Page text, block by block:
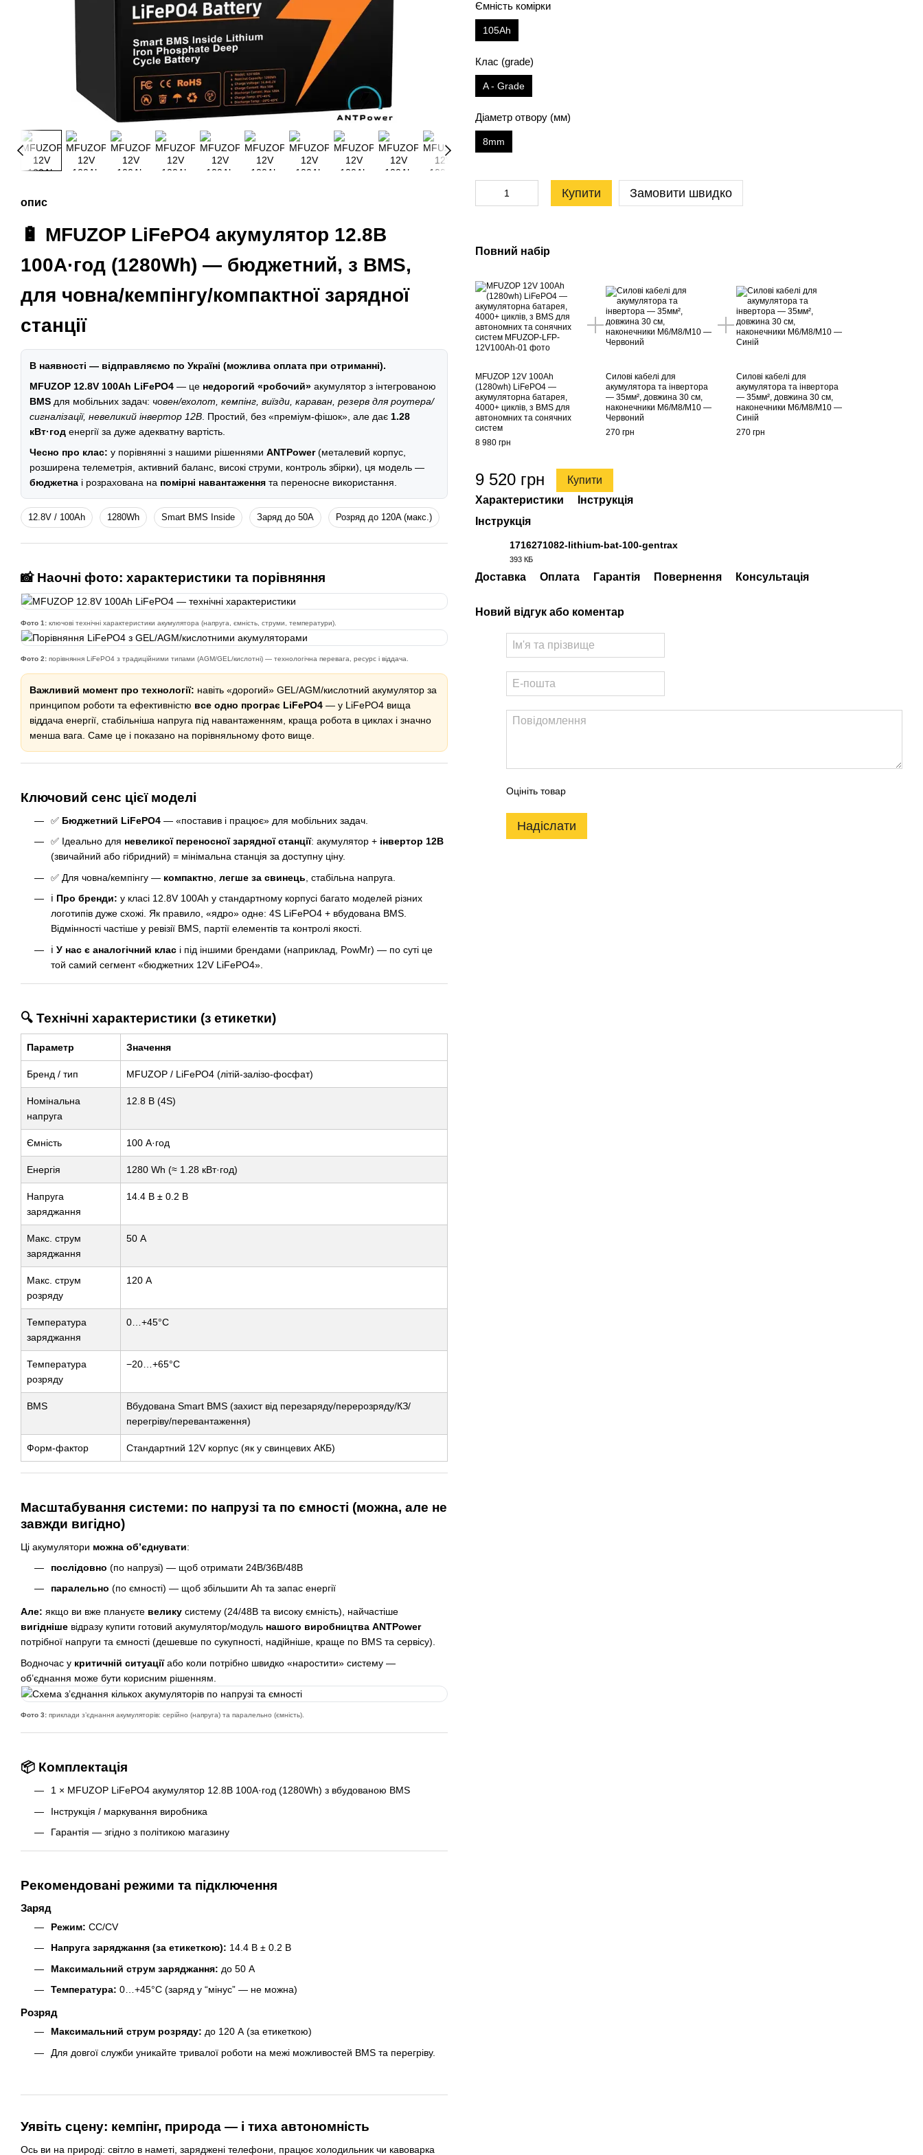
опис
🔋 MFUZOP LiFePO4 акумулятор 12.8В
100А·год (1280Wh) — бюджетний, з BMS,
для човна/кемпінгу/компактної зарядної
станції
В наявності — відправляємо по Україні (можлива оплата при отриманні).
MFUZOP 12.8V 100Ah LiFePO4 — це недорогий «робочий» акумулятор з інтегрованою
BMS для мобільних задач: човен/ехолот, кемпінг, виїзди, караван, резерв для роутера/
сигналізації, невеликий інвертор 12В . Простий, без «преміум-фішок», але дає 1.28
кВт·год енергії за дуже адекватну вартість.
Чесно про клас: у порівнянні з нашими рішеннями ANTPower(металевий корпус,
розширена телеметрія, активний баланс, високі струми, контроль збірки), ця модель —
бюджетна і розрахована на помірні навантаження та переносне використання.
12.8V / 100Ah 1280Wh Smart BMS Inside Заряд до 50A Розряд до 120A (макс.)
📸 Наочні фото: характеристики та порівняння
Фото 1: ключові технічні характеристики акумулятора (напруга, ємність, струми, температури).
Фото 2: порівняння LiFePO4 з традиційними типами (AGM/GEL/кислотні) — технологічна перевага, ресурс і віддача.
Важливий момент про технології: навіть «дорогий» GEL/AGM/кислотний акумулятор за
принципом роботи та ефективністю все одно програє LiFePO4 — у LiFePO4 вища
віддача енергії, стабільніша напруга під навантаженням, краща робота в циклах і значно
менша вага. Саме це і показано на порівняльному фото вище.
Ключовий сенс цієї моделі
✅ Бюджетний LiFePO4 — «поставив і працює» для мобільних задач.
✅ Ідеально для невеликої переносної зарядної станції: акумулятор + інвертор 12В
(звичайний або гібридний) = мінімальна станція за доступну ціну.
✅ Для човна/кемпінгу — компактно легше за свинець , стабільна напруга.
ℹ️ Про бренди: у класі 12.8V 100Ah у стандартному корпусі багато моделей різних
логотипів дуже схожі. Як правило, «ядро» одне: 4S LiFePO4 + вбудована BMS.
Відмінності частіше у ревізії BMS, партії елементів та контролі якості.
ℹ️ У нас є аналогічний клас і під іншими брендами (наприклад, PowMr) — по суті це
той самий сегмент «бюджетних 12V LiFePO4».
🔍 Технічні характеристики (з етикетки)
Параметр Значення
Бренд / тип MFUZOP / LiFePO4 (літій-залізо-фосфат)
Номінальна
напруга
12.8 В (4S)
Ємність 100 А·год
Енергія 1280 Wh (≈ 1.28 кВт·год)
Напруга
заряджання
14.4 В ± 0.2 В
Макс. струм
заряджання
50 А
Макс. струм
розряду
120 А
Температура
заряджання
0…+45°C
Температура
розряду
−20…+65°C
BMS
Вбудована Smart BMS (захист від перезаряду/перерозряду/КЗ/
перегріву/перевантаження)
Форм-фактор Стандартний 12V корпус (як у свинцевих АКБ)
Масштабування системи: по напрузі та по ємності (можна, але не
завжди вигідно)
Ці акумулятори можна об’єднувати:
послідовно (по напрузі) — щоб отримати 24В/36В/48В
паралельно (по ємності) — щоб збільшити Ah та запас енергії
Але: якщо ви вже плануєте велику систему (24/48В та високу ємність), найчастіше
вигідніше відразу купити готовий акумулятор/модуль нашого виробництва ANTPower
потрібної напруги та ємності (дешевше по сукупності, надійніше, краще по BMS та сервісу).
Водночас у критичній ситуаціїабо коли потрібно швидко «наростити» систему —
об’єднання може бути корисним рішенням.
Фото 3: приклади з’єднання акумуляторів: серійно (напруга) та паралельно (ємність).
📦 Комплектація
1 × MFUZOP LiFePO4 акумулятор 12.8В 100А·год (1280Wh) з вбудованою BMS
Інструкція / маркування виробника
Гарантія — згідно з політикою магазину
Рекомендовані режими та підключення
Заряд
Режим: CC/CV
Напруга заряджання (за етикеткою): 14.4 В ± 0.2 В
Максимальний струм заряджання: до 50 А
Температура: 0…+45°C (заряд у “мінус” — не можна)
Розряд
Максимальний струм розряду: до 120 А (за етикеткою)
Для довгої служби уникайте тривалої роботи на межі можливостей BMS та перегріву.
Уявіть сцену: кемпінг, природа — і тиха автономність
Ось ви на природі: світло в наметі, заряджені телефони, працює холодильник чи кавоварка
Ємність комірки
105Аh
Клас (grade)
A - Grade
Діаметр отвору (мм)
8mm
Купити Замовити швидко
Повний набір
MFUZOP 12V 100Ah
(1280wh) LiFePO4 —
акумуляторна батарея,
4000+ циклів, з BMS для
автономних та сонячних
систем
8 980 грн
Силові кабелі для
акумулятора та інвертора
— 35мм², довжина 30 см,
наконечники М6/М8/М10 —
Червоний
270 грн
Силові кабелі для
акумулятора та інвертора
— 35мм², довжина 30 см,
наконечники М6/М8/М10 —
Синій
270 грн
9 520 грн
Купити
Характеристики
Інструкція
Інструкція
1716271082-lithium-bat-100-gentrax
393 КБ
Доставка Оплата Гарантія Повернення Консультація
Новий відгук або коментар
Оцініть товар
Надіслати